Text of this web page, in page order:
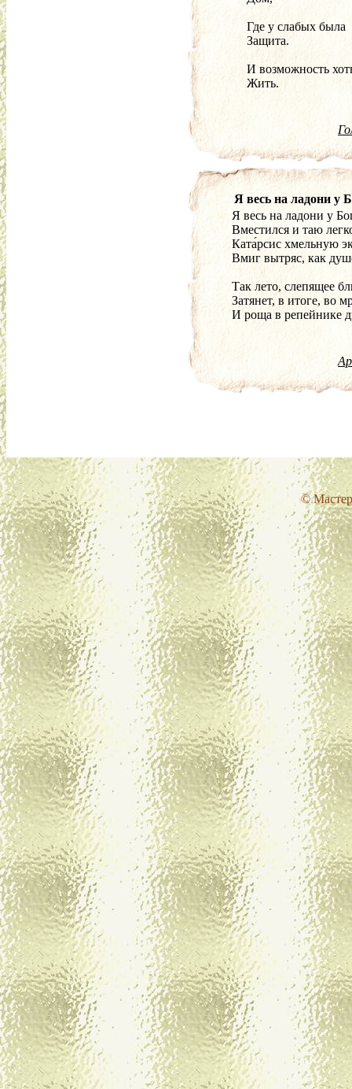
Где у слабых была
Защита.
И возможность
Жить.
Я весь на ладони у
Я весь на ладони у
Вместился и таю
Ката́рсис хмельную
Вмиг вытряс, как
Так лето, слепящее
Затянет, в итоге, во
И роща в репейнике
©